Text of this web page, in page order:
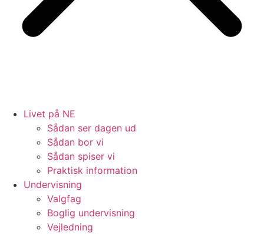
Livet på NE
Sådan ser dagen ud
Sådan bor vi
Sådan spiser vi
Praktisk information
Undervisning
Valgfag
Boglig undervisning
Vejledning